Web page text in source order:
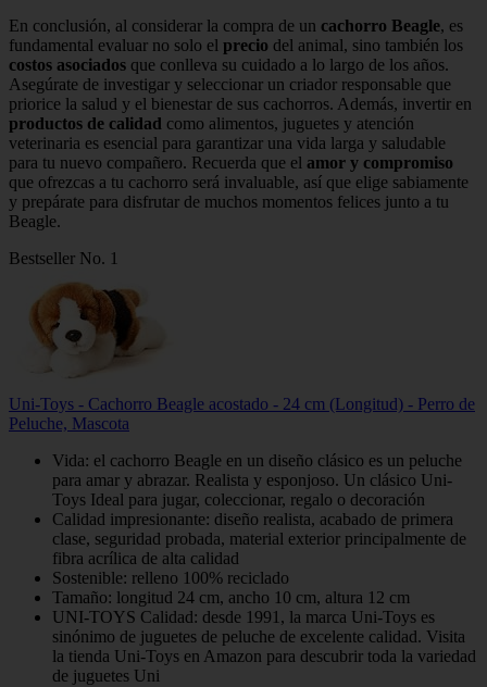
En conclusión, al considerar la compra de un cachorro Beagle, es
fundamental evaluar no solo el precio del animal, sino también los
costos asociados que conlleva su cuidado a lo largo de los años.
Asegúrate de investigar y seleccionar un criador responsable que
priorice la salud y el bienestar de sus cachorros. Además, invertir en
productos de calidad como alimentos, juguetes y atención
veterinaria es esencial para garantizar una vida larga y saludable
para tu nuevo compañero. Recuerda que el amor y compromiso
que ofrezcas a tu cachorro será invaluable, así que elige sabiamente
y prepárate para disfrutar de muchos momentos felices junto a tu
Beagle.
Bestseller No. 1
Uni-Toys - Cachorro Beagle acostado - 24 cm (Longitud) - Perro de
Peluche, Mascota
Vida: el cachorro Beagle en un diseño clásico es un peluche
para amar y abrazar. Realista y esponjoso. Un clásico Uni-
Toys Ideal para jugar, coleccionar, regalo o decoración
Calidad impresionante: diseño realista, acabado de primera
clase, seguridad probada, material exterior principalmente de
fibra acrílica de alta calidad
Sostenible: relleno 100% reciclado
Tamaño: longitud 24 cm, ancho 10 cm, altura 12 cm
UNI-TOYS Calidad: desde 1991, la marca Uni-Toys es
sinónimo de juguetes de peluche de excelente calidad. Visita
la tienda Uni-Toys en Amazon para descubrir toda la variedad
de juguetes Uni